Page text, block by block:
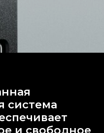
система
и свободное